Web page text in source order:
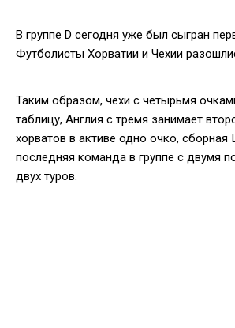
В группе D сегодня уже был сыгран
Футболисты Хорватии и Чехии
Таким образом, чехи с четырьмя
таблицу, Англия с тремя занимает
хорватов в активе одно очко, сборная
последняя команда в группе с двумя
двух туров.